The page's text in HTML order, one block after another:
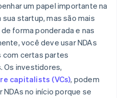
um papel importante na
startup, mas são mais
forma ponderada e nas
você deve usar NDAs
com certas partes
Os investidores,
capitalists (VCs), podem
no início porque se